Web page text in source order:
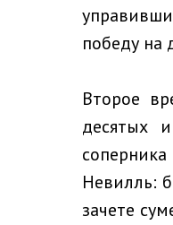
победу на
Второе
десятых
Невилль:
зачете